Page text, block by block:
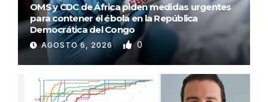
OMS y CDC de África piden medidas urgentes
para contener el ébola en la República
Democrática del Congo
AGOSTO 6, 2026 0